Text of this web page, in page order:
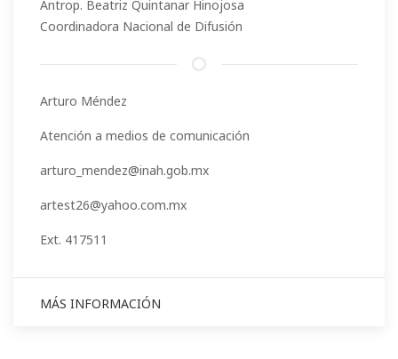
Antrop. Beatriz Quintanar Hinojosa
Coordinadora Nacional de Difusión
Arturo Méndez
Atención a medios de comunicación
arturo_mendez@inah.gob.mx
artest26@yahoo.com.mx
Ext. 417511
MÁS INFORMACIÓN